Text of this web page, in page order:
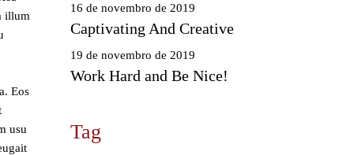
illum
Eos
usu
16 de novembro de 2019
Captivating And Creative
19 de novembro de 2019
Work Hard and Be Nice!
Tag